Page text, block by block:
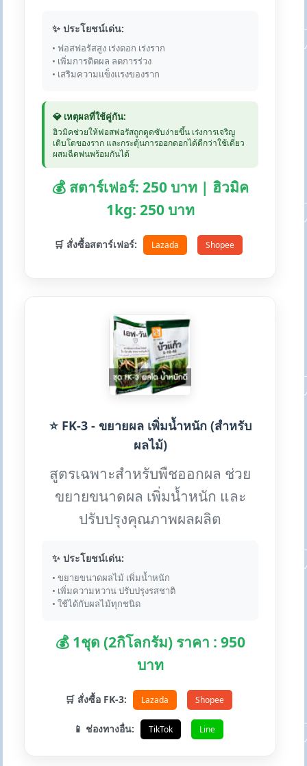
✨ ประโยชน์เด่น:
• ฟอสฟอรัสสูง เร่งดอก เร่งราก
• เพิ่มการติดผล ลดการร่วง
• เสริมความแข็งแรงของราก
💎 เหตุผลที่ใช้คู่กัน:
ฮิวมิคช่วยให้ฟอสฟอรัสถูกดูดซับง่ายขึ้น เร่งการเจริญ
เติบโตของราก และกระตุ้นการออกดอกได้ดีกว่าใช้เดี่ยว
ผสมฉีดพ่นพร้อมกันได้
💰 สตาร์เฟอร์: 250 บาท | ฮิวมิค
1kg: 250 บาท
🛒 สั่งซื้อสตาร์เฟอร์: Lazada Shopee
⭐ FK-3 - ขยายผล เพิ่มน้ำหนัก (สำหรับ
ผลไม้)
สูตรเฉพาะสำหรับพืชออกผล ช่วย
ขยายขนาดผล เพิ่มน้ำหนัก และ
ปรับปรุงคุณภาพผลผลิต
✨ ประโยชน์เด่น:
• ขยายขนาดผลไม้ เพิ่มน้ำหนัก
• เพิ่มความหวาน ปรับปรุงรสชาติ
• ใช้ได้กับผลไม้ทุกชนิด
💰 1ชุด (2กิโลกรัม) ราคา : 950
บาท
🛒 สั่งซื้อ FK-3: Lazada Shopee
📱 ช่องทางอื่น: TikTok Line